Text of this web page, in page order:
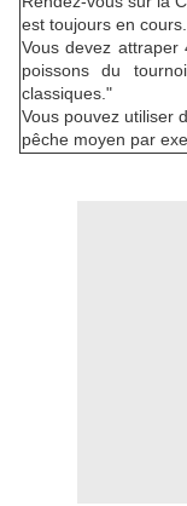
est toujours en
Vous devez
poissons du
classiques."
Vous pouvez utiliser
pêche moyen par